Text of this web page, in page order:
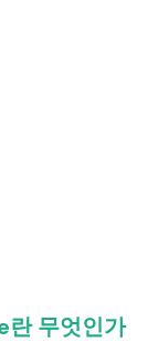
무엇인가